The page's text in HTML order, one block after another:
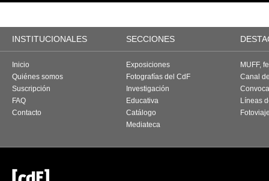
INSTITUCIONALES SECCIONES
Inicio
Quiénes somos
Suscripción
FAQ
Contacto
Exposiciones
Fotografías del CdF
Investigación
Educativa
Catálogo
Mediateca
MUFF,
Canal
Líneas